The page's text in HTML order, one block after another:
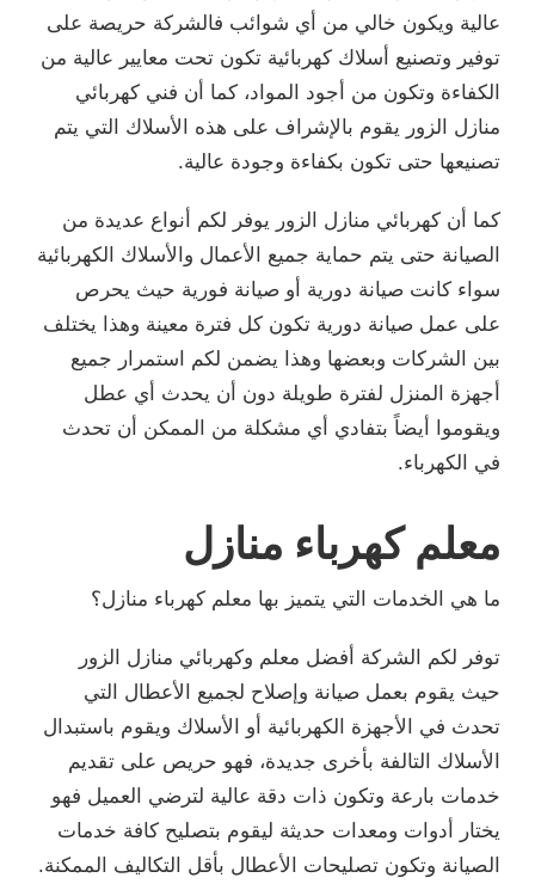
عالية ويكون خالي من أي شوائب فالشركة حريصة على
توفير وتصنيع أسلاك كهربائية تكون تحت معايير عالية من
الكفاءة وتكون من أجود المواد، كما أن فني كهربائي
منازل الزور يقوم بالإشراف على هذه الأسلاك التي يتم
تصنيعها حتى تكون بكفاءة وجودة عالية.
كما أن كهربائي منازل الزور يوفر لكم أنواع عديدة من
الصيانة حتى يتم حماية جميع الأعمال والأسلاك الكهربائية
سواء كانت صيانة دورية أو صيانة فورية حيث يحرص
على عمل صيانة دورية تكون كل فترة معينة وهذا يختلف
بين الشركات وبعضها وهذا يضمن لكم استمرار جميع
أجهزة المنزل لفترة طويلة دون أن يحدث أي عطل
ويقوموا أيضاً بتفادي أي مشكلة من الممكن أن تحدث
في الكهرباء.
معلم كهرباء منازل
ما هي الخدمات التي يتميز بها معلم كهرباء منازل؟
توفر لكم الشركة أفضل معلم وكهربائي منازل الزور
حيث يقوم بعمل صيانة وإصلاح لجميع الأعطال التي
تحدث في الأجهزة الكهربائية أو الأسلاك ويقوم باستبدال
الأسلاك التالفة بأخرى جديدة، فهو حريص على تقديم
خدمات بارعة وتكون ذات دقة عالية لترضي العميل فهو
يختار أدوات ومعدات حديثة ليقوم بتصليح كافة خدمات
الصيانة وتكون تصليحات الأعطال بأقل التكاليف الممكنة.